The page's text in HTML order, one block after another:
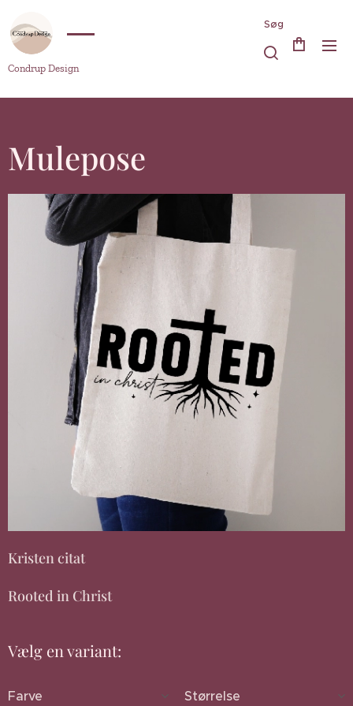
Condrup Design
Søg
Mulepose
Kristen citat
Rooted in Christ
Vælg en variant:
Farve Størrelse